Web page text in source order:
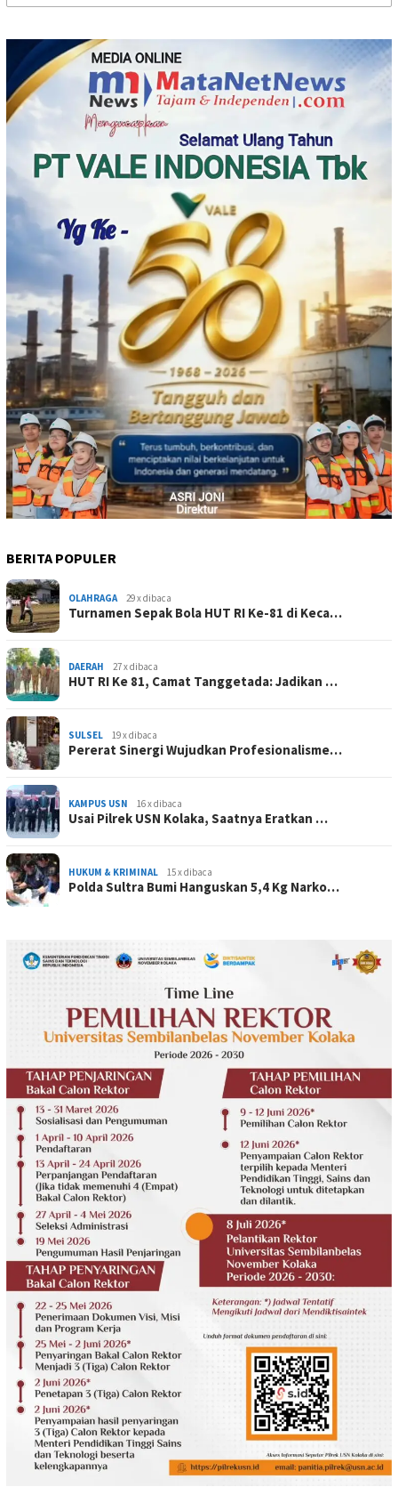
untuk:
BERITA POPULER
OLAHRAGA 29 x dibaca
Turnamen Sepak Bola HUT RI Ke-81 di Keca…
DAERAH 27 x dibaca
HUT RI Ke 81, Camat Tanggetada: Jadikan …
SULSEL 19 x dibaca
Pererat Sinergi Wujudkan Profesionalisme…
KAMPUS USN 16 x dibaca
Usai Pilrek USN Kolaka, Saatnya Eratkan …
HUKUM & KRIMINAL 15 x dibaca
Polda Sultra Bumi Hanguskan 5,4 Kg Narko…